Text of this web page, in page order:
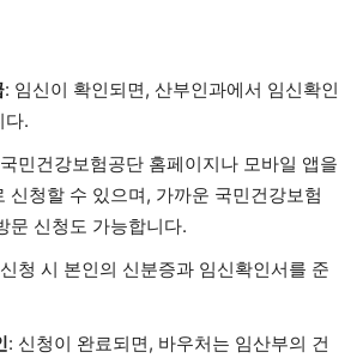
: 임신이 확인되면, 산부인과에서 임신확인
다.
민건강보험공단 홈페이지나 모바일 앱을
신청할 수 있으며, 가까운 국민건강보험
문 신청도 가능합니다.
청 시 본인의 신분증과 임신확인서를 준
: 신청이 완료되면, 바우처는 임산부의 건